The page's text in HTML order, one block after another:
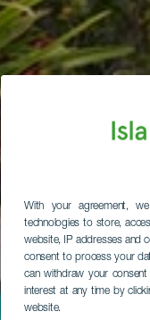
With your agreement,
technologies to store,
website, IP addresses and
consent to process your
can withdraw your
interest at any time by
website.